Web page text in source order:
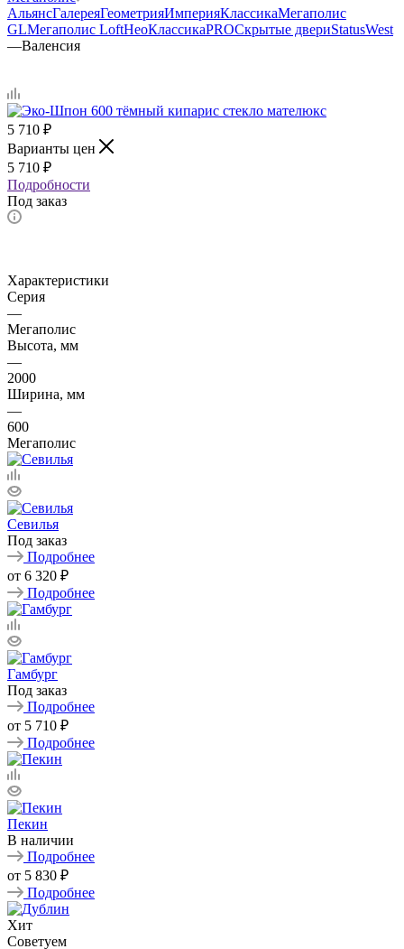
АльянсГалереяГеометрияИмперияКлассикаМегаполис
GLМегаполис LoftНеоКлассикаPROСкрытые двериStatusWest
—Валенсия
5 710 ₽
Варианты цен
5 710 ₽
Подробности
Под заказ
Характеристики
Серия
—
Мегаполис
Высота, мм
—
2000
Ширина, мм
—
600
Мегаполис
Севилья
Под заказ
Подробнее
от 6 320 ₽
Подробнее
Гамбург
Под заказ
Подробнее
от 5 710 ₽
Подробнее
Пекин
В наличии
Подробнее
от 5 830 ₽
Подробнее
Хит
Советуем